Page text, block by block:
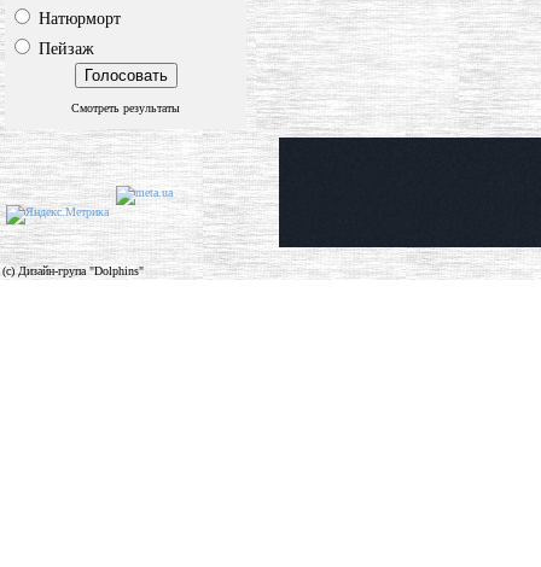
Натюрморт
Пейзаж
Смотреть результаты
(c) Дизайн-група "Dolphins"